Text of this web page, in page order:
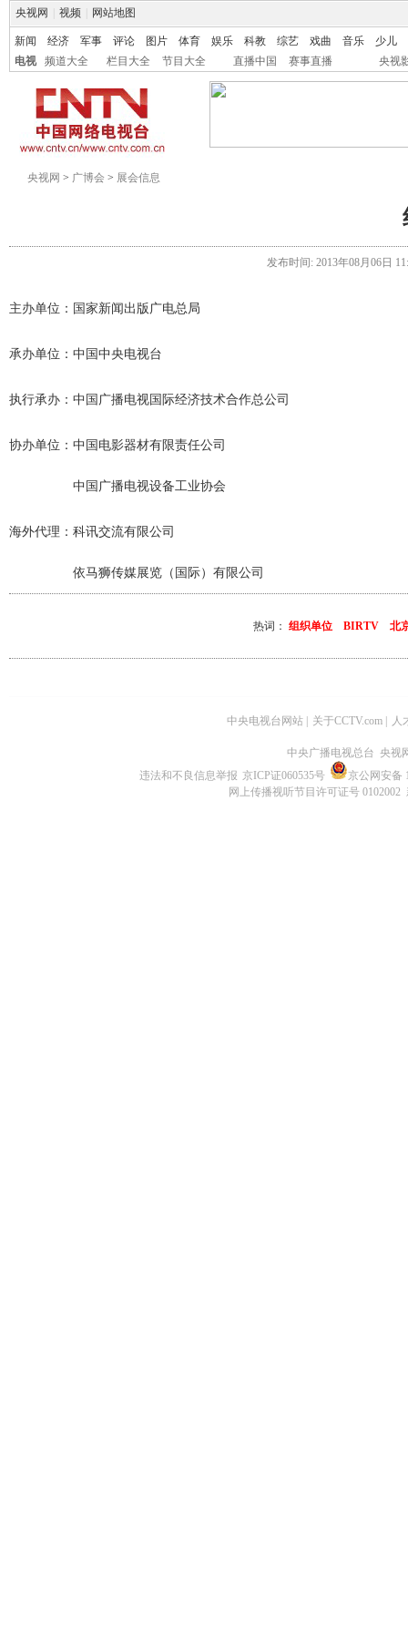
央视网 视频 网站地图
新闻 经济 军事 评论 图片 体育 娱乐 科教 综艺 戏曲 音乐
少儿
电视
频道大全 栏目大全 节目大全 直播中国 赛事直播 央视
央视网 > 广博会 > 展会信息
发布时间: 2013年08月06日
主办单位：国家新闻出版广电总局
承办单位：中国中央电视台
执行承办：中国广播电视国际经济技术合作总公司
协办单位：中国电影器材有限责任公司
中国广播电视设备工业协会
海外代理：科讯交流有限公司
依马狮传媒展览（国际）有限公司
热词： 组织单位 BIRTV 北京
中央电视台网站 关于CCTV.com 人
中央广播电视总台 央视
违法和不良信息举报 京ICP证060535号
京公网安备
网上传播视听节目许可证号 0102002